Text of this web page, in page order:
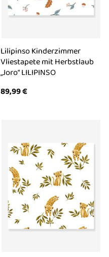
Lilipinso Kinderzimmer
Vliestapete mit Herbstlaub
„Joro“ LILIPINSO
89,99€